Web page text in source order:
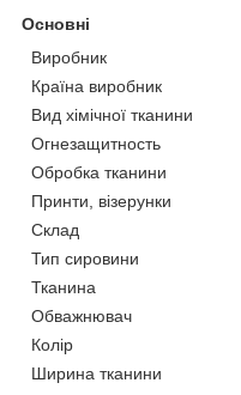
Основні
Виробник
Країна виробник
Вид хімічної тканини
Огнезащитность
Обробка тканини
Принти, візерунки
Склад
Тип сировини
Тканина
Обважнювач
Колір
Ширина тканини